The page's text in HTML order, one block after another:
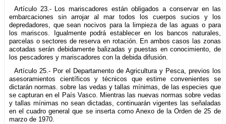
Artículo 23.- Los mariscadores están obligados a conservar en las
embarcaciones sin arrojar al mar todos los cuerpos sucios y los
depredadores, que sean nocivos para la limpieza de las aguas o para
los mariscos. Igualmente podrá establecer en los bancos naturales,
parcelas o sectores de reserva en rotación. En ambos casos las zonas
acotadas serán debidamente balizadas y puestas en conocimiento, de
los pescadores y mariscadores con la debida difusión.
Artículo 25.- Por el Departamento de Agricultura y Pesca, previos los
asesoramientos científicos y técnicos que estime convenientes se
dictarán normas. sobre las vedas y tallas mínimas, de las especies que
se capturan en el País Vasco. Mientras las nuevas normas sobre vedas
y tallas mínimas no sean dictadas, continuarán vigentes las señaladas
en el cuadro general que se inserta como Anexo de la Orden de 25 de
marzo de 1970.